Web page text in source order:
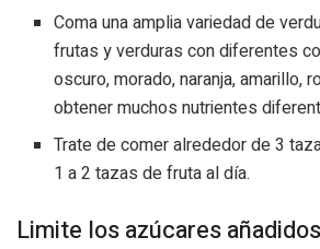
Coma una amplia variedad de
frutas y verduras con diferentes
oscuro, morado, naranja, amarillo,
obtener muchos nutrientes
Trate de comer alrededor de 3
1 a 2 tazas de fruta al día.
Limite los azúcares